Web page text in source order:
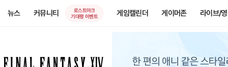
뉴스 커뮤니티
로스트아크
기대평 이벤트
게임캘린더 게이머존 라이브/